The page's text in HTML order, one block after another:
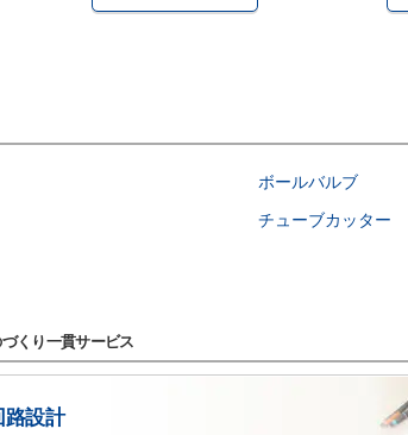
ボールバルブ
チューブカッター
づくり一貫サービス
路設計